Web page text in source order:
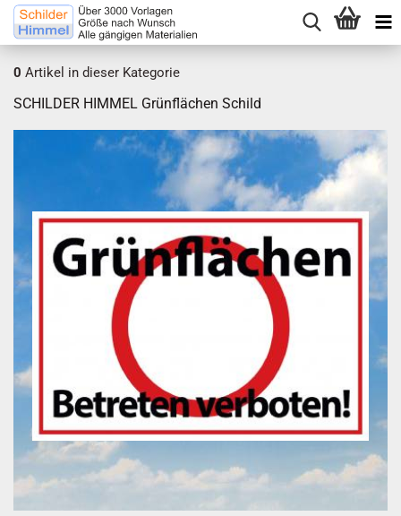
0 Artikel in dieser Kategorie
SCHILDER HIMMEL Grünflächen Schild